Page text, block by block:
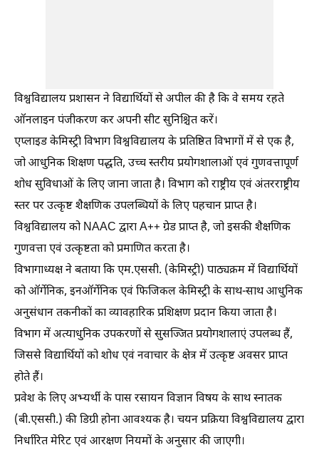
विश्वविद्यालय प्रशासन ने विद्यार्थियों से अपील की है कि वे समय रहते
ऑनलाइन पंजीकरण कर अपनी सीट सुनिश्चित करें।
एप्लाइड केमिस्ट्री विभाग विश्वविद्यालय के प्रतिष्ठित विभागों में से एक है,
जो आधुनिक शिक्षण पद्धति, उच्च स्तरीय प्रयोगशालाओं एवं गुणवत्तापूर्ण
शोध सुविधाओं के लिए जाना जाता है। विभाग को राष्ट्रीय एवं अंतरराष्ट्रीय
स्तर पर उत्कृष्ट शैक्षणिक उपलब्धियों के लिए पहचान प्राप्त है।
विश्वविद्यालय को NAAC द्वारा A++ ग्रेड प्राप्त है, जो इसकी शैक्षणिक
गुणवत्ता एवं उत्कृष्टता को प्रमाणित करता है।
विभागाध्यक्ष ने बताया कि एम.एससी. (केमिस्ट्री) पाठ्यक्रम में विद्यार्थियों
को ऑर्गेनिक, इनऑर्गेनिक एवं फिजिकल केमिस्ट्री के साथ-साथ आधुनिक
अनुसंधान तकनीकों का व्यावहारिक प्रशिक्षण प्रदान किया जाता है।
विभाग में अत्याधुनिक उपकरणों से सुसज्जित प्रयोगशालाएं उपलब्ध हैं,
जिससे विद्यार्थियों को शोध एवं नवाचार के क्षेत्र में उत्कृष्ट अवसर प्राप्त
होते हैं।
प्रवेश के लिए अभ्यर्थी के पास रसायन विज्ञान विषय के साथ स्नातक
(बी.एससी.) की डिग्री होना आवश्यक है। चयन प्रक्रिया विश्वविद्यालय द्वारा
निर्धारित मेरिट एवं आरक्षण नियमों के अनुसार की जाएगी।